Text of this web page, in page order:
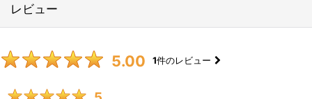
レビュー
5.00 1件のレビュー